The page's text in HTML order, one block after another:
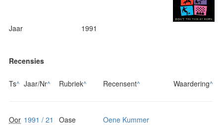
Jaar 1991
Recensies
Ts^ Jaar/Nr^ Rubriek^ Recensent^ Waardering^
Oor 1991 / 21 Oase
Oene Kummer